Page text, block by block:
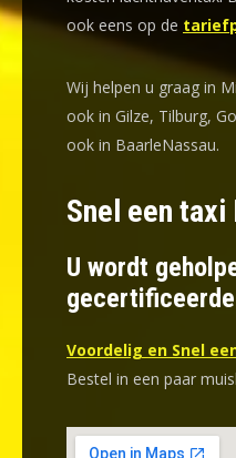
ook eens op de
Wij helpen u graag in
ook in Gilze, Tilburg,
ook in BaarleNassau.
Snel een taxi
U wordt
Voordelig en Snel
Bestel in een paar